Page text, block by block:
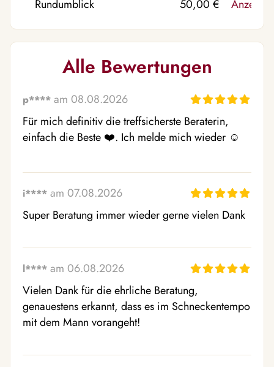
Rundumblick 50,00 € Anzeigen
Alle Bewertungen
p**** am 08.08.2026
Für mich definitiv die treffsicherste Beraterin,
einfach die Beste ❤️. Ich melde mich wieder ☺️
i**** am 07.08.2026
Super Beratung immer wieder gerne vielen Dank
l**** am 06.08.2026
Vielen Dank für die ehrliche Beratung,
genauestens erkannt, dass es im Schneckentempo
mit dem Mann vorangeht!